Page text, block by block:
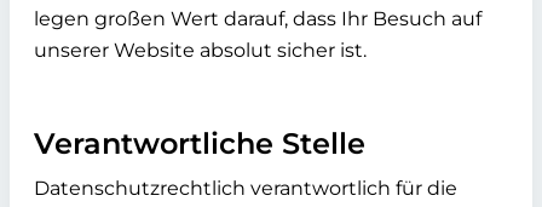
legen großen Wert darauf, dass Ihr Besuch auf
unserer Website absolut sicher ist.
Verantwortliche Stelle
Datenschutzrechtlich verantwortlich für die